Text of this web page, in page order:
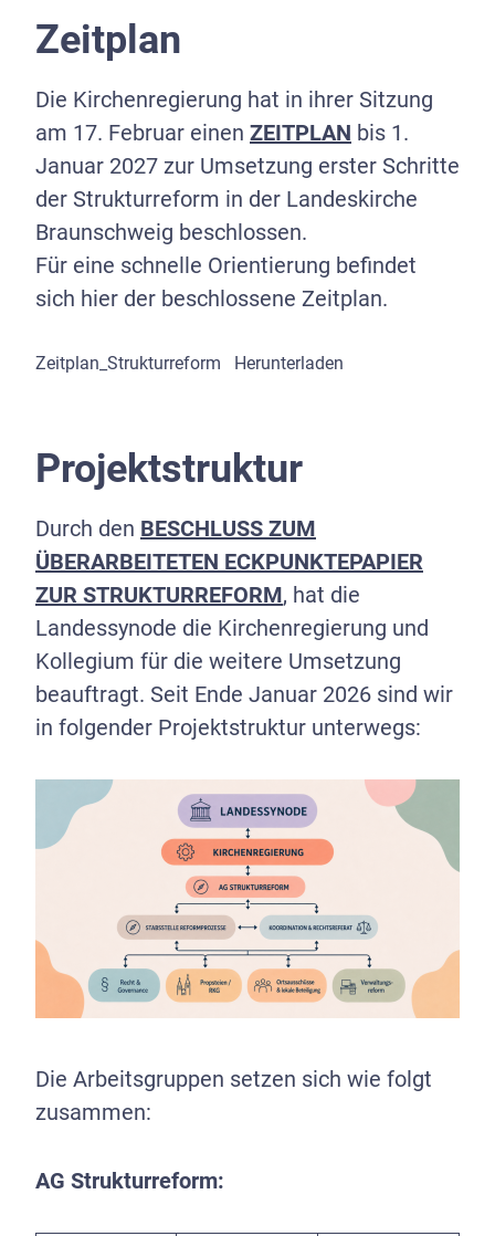
Netzwerken.
Dabei ist wichtig: Ortsnähe bleibt! Nicht als
Verwaltungsprinzip, sondern als
Gestaltungsprinzip.
Nacht eingeführt, sondern schrittweise. Mit
Übergängen, Kommunikation und
Begleitung.
Zeitplan
Die Kirchenregierung hat in ihrer Sitzung
am 17. Februar einen ZEITPLAN bis 1.
Januar 2027 zur Umsetzung erster Schritte
der Strukturreform in der Landeskirche
Braunschweig beschlossen.
Für eine schnelle Orientierung befindet
sich hier der beschlossene Zeitplan.
Zeitplan_Strukturreform Herunterladen
Projektstruktur
Durch den BESCHLUSS ZUM
ÜBERARBEITETEN ECKPUNKTEPAPIER
ZUR STRUKTURREFORM, hat die
Landessynode die Kirchenregierung und
Kollegium für die weitere Umsetzung
beauftragt. Seit Ende Januar 2026 sind wir
in folgender Projektstruktur unterwegs:
Die Arbeitsgruppen setzen sich wie folgt
zusammen:
AG Strukturreform: